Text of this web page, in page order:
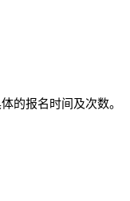
的报名时间及次数。